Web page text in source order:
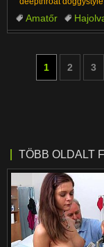
Amatőr
Idős és Fiatal
1 2 3
TÖBB OLDALT